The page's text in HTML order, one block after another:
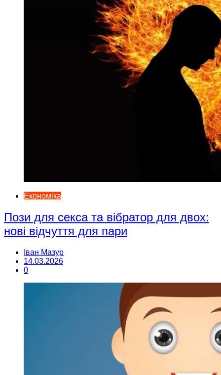
Економіка
Пози для секса та вібратор для двох:
нові відчуття для пари
Іван Мазур
14.03.2026
0